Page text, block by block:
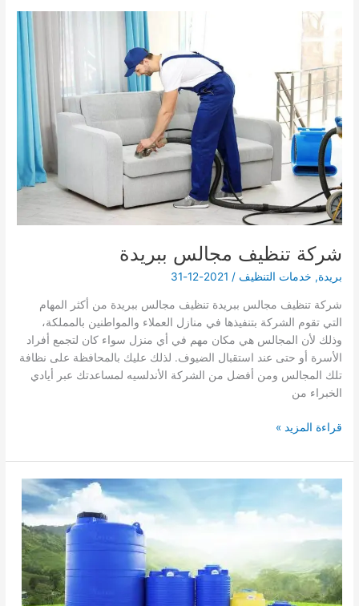
ببريدة
شركة تنظيف مجالس ببريدة
بريدة, خدمات التنظيف /
2021-12-31
شركة تنظيف مجالس ببريدة تنظيف مجالس ببريدة من أكثر المهام
التي تقوم الشركة بتنفيذها في منازل العملاء والمواطنين بالمملكة،
وذلك لأن المجالس هي مكان مهم في أي منزل سواء كان لتجمع أفراد
الأسرة أو حتى عند استقبال الضيوف. لذلك عليك بالمحافظة على نظافة
تلك المجالس ومن أفضل من الشركة الأندلسيه لمساعدتك عبر أيادي
الخبراء من
شركة
مجالس
ببريدة
قراءة المزيد »